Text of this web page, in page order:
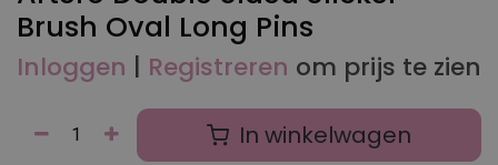
Brush Oval Long Pins
Inloggen | Registreren om prijs te zien
In winkelwagen